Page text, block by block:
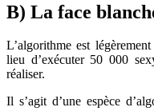
B) La face
L’algorithme est
lieu d’exécuter 50 000
réaliser.
Il s’agit d’une espèce